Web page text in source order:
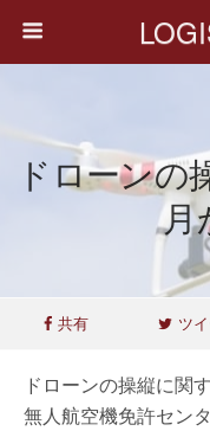
ドローンの
月
共有 ツ
ドローンの操縦に関
無人航空機免許セン